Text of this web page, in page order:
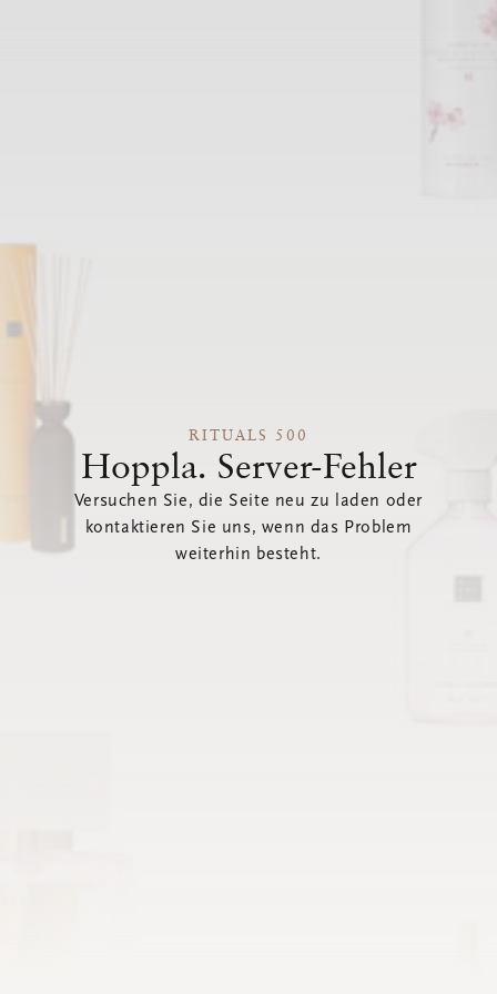
RITUALS 500
Hoppla. Server-Fehler
Versuchen Sie, die Seite neu zu laden oder
kontaktieren Sie uns, wenn das Problem
weiterhin besteht.